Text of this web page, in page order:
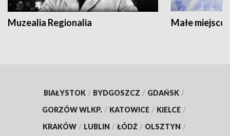
Muzealia Regionalia Małe
BIAŁYSTOK / BYDGOSZCZ / GDAŃSK /
GORZÓW WLKP. / KATOWICE / KIELCE /
KRAKÓW / LUBLIN / ŁÓDŹ / OLSZTYN /